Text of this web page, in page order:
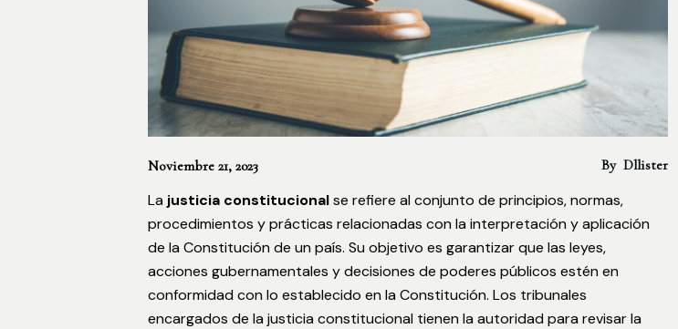
Noviembre 21, 2023 By Dllister
La justicia constitucionalse refiere al conjunto de principios, normas,
procedimientos y prácticas relacionadas con la interpretación y aplicación
de la Constitución de un país. Su objetivo es garantizar que las leyes,
acciones gubernamentales y decisiones de poderes públicos estén en
conformidad con lo establecido en la Constitución. Los tribunales
encargados de la justicia constitucional tienen la autoridad para revisar la